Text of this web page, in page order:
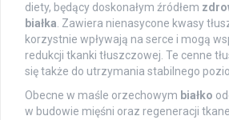
diety, będący doskonałym źródłem
białka. Zawiera nienasycone kwasy
korzystnie wpływają na serce i mogą
redukcji tkanki tłuszczowej. Te cenne
się także do utrzymania stabilnego
Obecne w maśle orzechowym białko
w budowie mięśni oraz regeneracji